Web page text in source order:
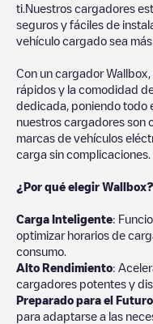
ti.Nuestros cargadores
seguros y fáciles de
vehículo cargado sea
Con un cargador
rápidos y la comodidad
dedicada, poniendo todo
nuestros cargadores son
marcas de vehículos
carga sin complicaciones.
¿Por qué elegir Wallbox?
Carga Inteligente:
optimizar horarios de
consumo.
Alto Rendimiento:
cargadores potentes y
Preparado para el Futuro
para adaptarse a las